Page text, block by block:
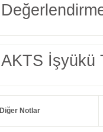
AKTS İşyükü
Diğer Notlar